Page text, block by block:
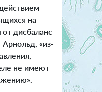
на
дисбаланс
Арнольд, «из-
не имеют